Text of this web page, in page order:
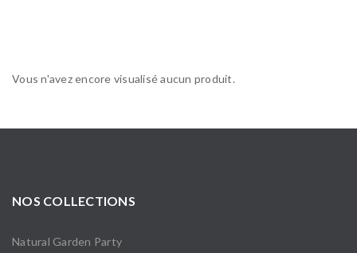
Vous n'avez encore visualisé aucun produit.
NOS COLLECTIONS
Natural Garden Party